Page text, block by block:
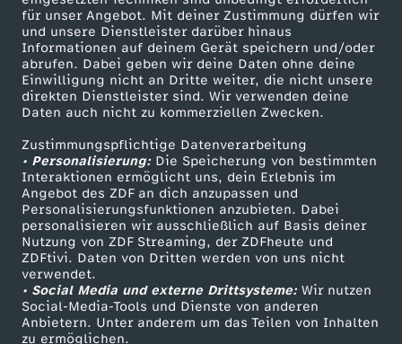
für unser Angebot. Mit deiner Zustimmung dürfen wir
und unsere Dienstleister darüber hinaus
Informationen auf deinem Gerät speichern und/oder
abrufen. Dabei geben wir deine Daten ohne deine
Einwilligung nicht an Dritte weiter, die nicht unsere
direkten Dienstleister sind. Wir verwenden deine
Daten auch nicht zu kommerziellen Zwecken.
Zustimmungspflichtige Datenverarbeitung
• Personalisierung:Die Speicherung von bestimmten
Interaktionen ermöglicht uns, dein Erlebnis im
Angebot des ZDF an dich anzupassen und
Personalisierungsfunktionen anzubieten. Dabei
personalisieren wir ausschließlich auf Basis deiner
Nutzung von ZDF Streaming, der ZDFheute und
ZDFtivi. Daten von Dritten werden von uns nicht
verwendet.
• Social Media und externe Drittsysteme:Wir nutzen
Social-Media-Tools und Dienste von anderen
Anbietern. Unter anderem um das Teilen von Inhalten
zu ermöglichen.
s
T
o
p
s
p
i
e
Mehr ZDF
ZDF-Apps
Smart TV
ZDFtext
Livestreams
Sendungen A-Z
TV-Programm
Service
ZDFmitreden
Kontakt zum ZDF
Tickets
Zuschauerservice
Hilfe
ZDF Unternehmen
Karriere